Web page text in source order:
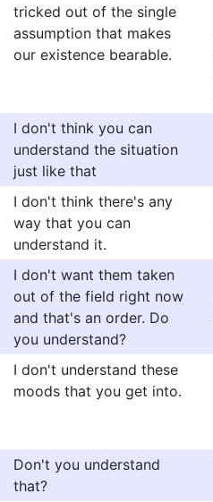
tricked out of the single
assumption that makes
our existence bearable.
I don't think you can
understand the situation
just like that
I don't think there's any
way that you can
understand it.
I don't want them taken
out of the field right now
and that's an order. Do
you understand?
I don't understand these
moods that you get into.
Don't you understand
that?